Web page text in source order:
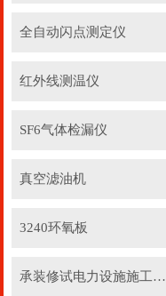
全自动闪点测定仪
红外线测温仪
SF6气体检漏仪
真空滤油机
3240环氧板
承装修试电力设施施工机具